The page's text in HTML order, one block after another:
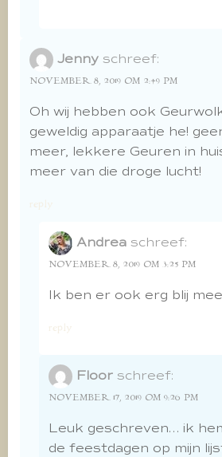
Jenny schreef:
NOVEMBER 8, 2019 OM 2:49 PM
Oh wij hebben ook
geweldig apparaatje he!
meer, lekkere Geuren in
meer van die droge lucht!
reply
Andrea schreef:
NOVEMBER 8, 2019 OM 3:25 PM
Ik ben er ook erg blij
reply
Floor schreef:
NOVEMBER 17, 2019 OM 9:26 PM
Leuk geschreven… ik
de feestdagen op mijn